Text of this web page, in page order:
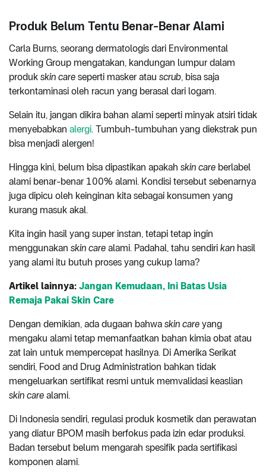
Produk Belum Tentu Benar-Benar Alami
Carla Burns, seorang dermatologis dari Environmental
Working Group mengatakan, kandungan lumpur dalam
produk skin care seperti masker atau scrub, bisa saja
terkontaminasi oleh racun yang berasal dari logam.
Selain itu, jangan dikira bahan alami seperti minyak atsiri tidak
menyebabkan alergi. Tumbuh-tumbuhan yang diekstrak pun
bisa menjadi alergen!
Hingga kini, belum bisa dipastikan apakah skin care berlabel
alami benar-benar 100% alami. Kondisi tersebut sebenarnya
juga dipicu oleh keinginan kita sebagai konsumen yang
kurang masuk akal.
Kita ingin hasil yang super instan, tetapi tetap ingin
menggunakan skin care alami. Padahal, tahu sendiri kan hasil
yang alami itu butuh proses yang cukup lama?
Artikel lainnya: Jangan Kemudaan, Ini Batas Usia
Remaja Pakai Skin Care
Dengan demikian, ada dugaan bahwa skin care yang
mengaku alami tetap memanfaatkan bahan kimia obat atau
zat lain untuk mempercepat hasilnya. Di Amerika Serikat
sendiri, Food and Drug Administration bahkan tidak
mengeluarkan sertifikat resmi untuk memvalidasi keaslian
skin care alami.
Di Indonesia sendiri, regulasi produk kosmetik dan perawatan
yang diatur BPOM masih berfokus pada izin edar produksi.
Badan tersebut belum mengarah spesifik pada sertifikasi
komponen alami.